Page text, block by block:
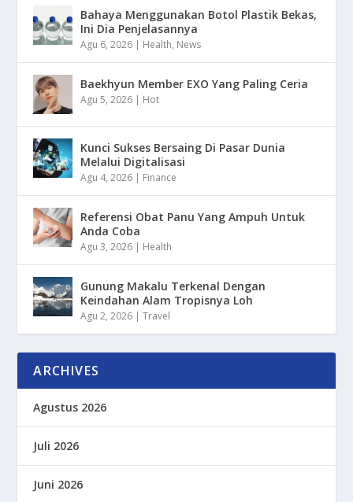
Bahaya Menggunakan Botol Plastik Bekas,
Ini Dia Penjelasannya
Agu 6, 2026 | Health, News
Baekhyun Member EXO Yang Paling Ceria
Agu 5, 2026 | Hot
Kunci Sukses Bersaing Di Pasar Dunia
Melalui Digitalisasi
Agu 4, 2026 | Finance
Referensi Obat Panu Yang Ampuh Untuk
Anda Coba
Agu 3, 2026 | Health
Gunung Makalu Terkenal Dengan
Keindahan Alam Tropisnya Loh
Agu 2, 2026 |Travel
ARCHIVES
Agustus 2026
Juli 2026
Juni 2026